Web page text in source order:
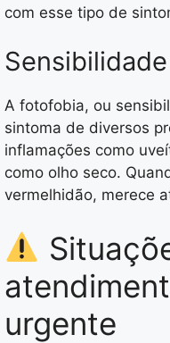
com esse tipo de
A fotofobia, ou
sintoma de diversos
inflamações como
como olho seco.
vermelhidão, merece
urgente